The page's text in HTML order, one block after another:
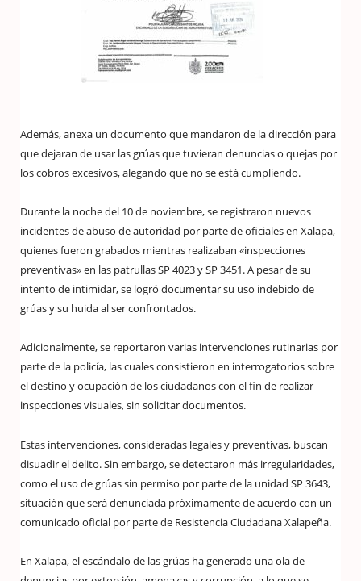
Además, anexa un documento que mandaron de la dirección para
que dejaran de usar las grúas que tuvieran denuncias o quejas por
los cobros excesivos, alegando que no se está cumpliendo.
Durante la noche del 10 de noviembre, se registraron nuevos
incidentes de abuso de autoridad por parte de oficiales en Xalapa,
quienes fueron grabados mientras realizaban «inspecciones
preventivas» en las patrullas SP 4023 y SP 3451. A pesar de su
intento de intimidar, se logró documentar su uso indebido de
grúas y su huida al ser confrontados.
Adicionalmente, se reportaron varias intervenciones rutinarias por
parte de la policía, las cuales consistieron en interrogatorios sobre
el destino y ocupación de los ciudadanos con el fin de realizar
inspecciones visuales, sin solicitar documentos.
Estas intervenciones, consideradas legales y preventivas, buscan
disuadir el delito. Sin embargo, se detectaron más irregularidades,
como el uso de grúas sin permiso por parte de la unidad SP 3643,
situación que será denunciada próximamente de acuerdo con un
comunicado oficial por parte de Resistencia Ciudadana Xalapeña.
En Xalapa, el escándalo de las grúas ha generado una ola de